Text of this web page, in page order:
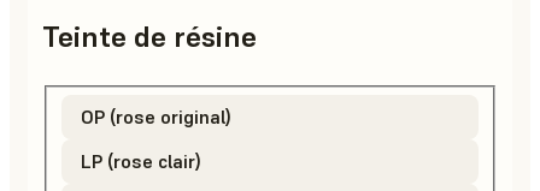
Teinte de résine
OP (rose original)
LP (rose clair)